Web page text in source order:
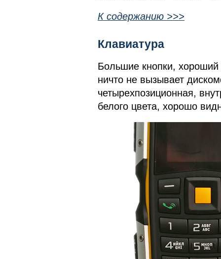
К содержанию >>>
Клавиатура
Большие кнопки,
ничто не вызывает
четырехпозиционная,
белого цвета, хорошо